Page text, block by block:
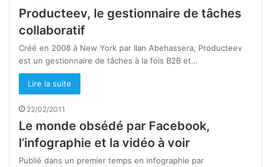
Producteev, le gestionnaire de tâches
collaboratif
Créé en 2008 à New York par Ilan Abehassera, Producteev
est un gestionnaire de tâches à la fois B2B et…
Lire la suite
22/02/2011
Le monde obsédé par Facebook,
l’infographie et la vidéo à voir
Publié dans un premier temps en infographie par